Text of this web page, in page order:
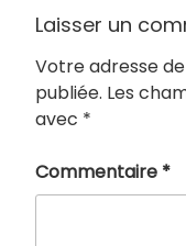
Laisser un
Votre adresse
publiée. Les
avec *
Commentaire *